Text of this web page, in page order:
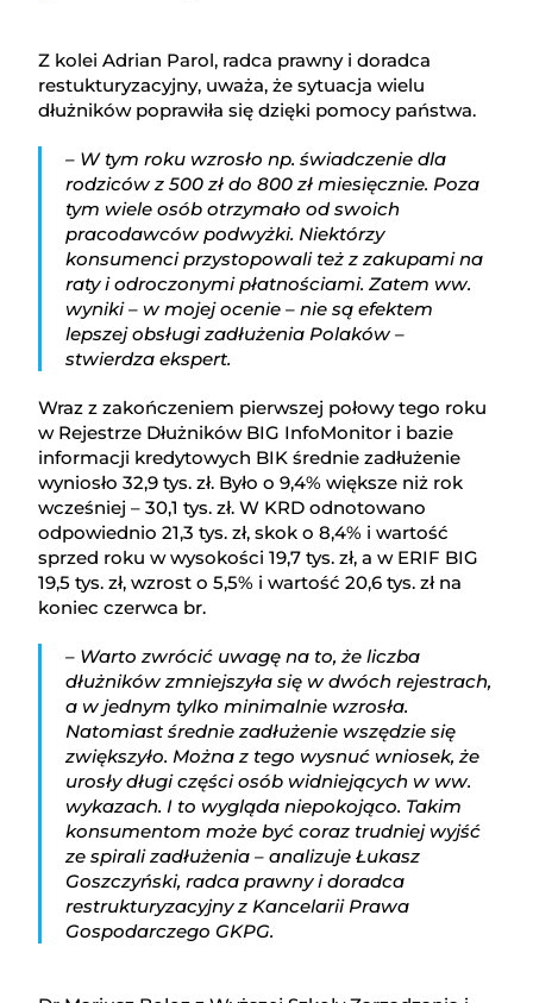
Z kolei Adrian Parol, radca prawny i doradca
restukturyzacyjny, uważa, że sytuacja wielu
dłużników poprawiła się dzięki pomocy państwa.
– W tym roku wzrosło np. świadczenie dla
rodziców z 500 zł do 800 zł miesięcznie. Poza
tym wiele osób otrzymało od swoich
pracodawców podwyżki. Niektórzy
konsumenci przystopowali też z zakupami na
raty i odroczonymi płatnościami. Zatem ww.
wyniki – w mojej ocenie – nie są efektem
lepszej obsługi zadłużenia Polaków –
stwierdza ekspert.
Wraz z zakończeniem pierwszej połowy tego roku
w Rejestrze Dłużników BIG InfoMonitor i bazie
informacji kredytowych BIK średnie zadłużenie
wyniosło 32,9 tys. zł. Było o 9,4% większe niż rok
wcześniej – 30,1 tys. zł. W KRD odnotowano
odpowiednio 21,3 tys. zł, skok o 8,4% i wartość
sprzed roku w wysokości 19,7 tys. zł, a w ERIF BIG
19,5 tys. zł, wzrost o 5,5% i wartość 20,6 tys. zł na
koniec czerwca br.
– Warto zwrócić uwagę na to, że liczba
dłużników zmniejszyła się w dwóch rejestrach,
a w jednym tylko minimalnie wzrosła.
Natomiast średnie zadłużenie wszędzie się
zwiększyło. Można z tego wysnuć wniosek, że
urosły długi części osób widniejących w ww.
wykazach. I to wygląda niepokojąco. Takim
konsumentom może być coraz trudniej wyjść
ze spirali zadłużenia – analizuje Łukasz
Goszczyński, radca prawny i doradca
restrukturyzacyjny z Kancelarii Prawa
Gospodarczego GKPG.